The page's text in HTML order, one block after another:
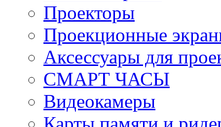
Проекторы
Проекционные
Аксессуары для
СМАРТ ЧАСЫ
Видеокамеры